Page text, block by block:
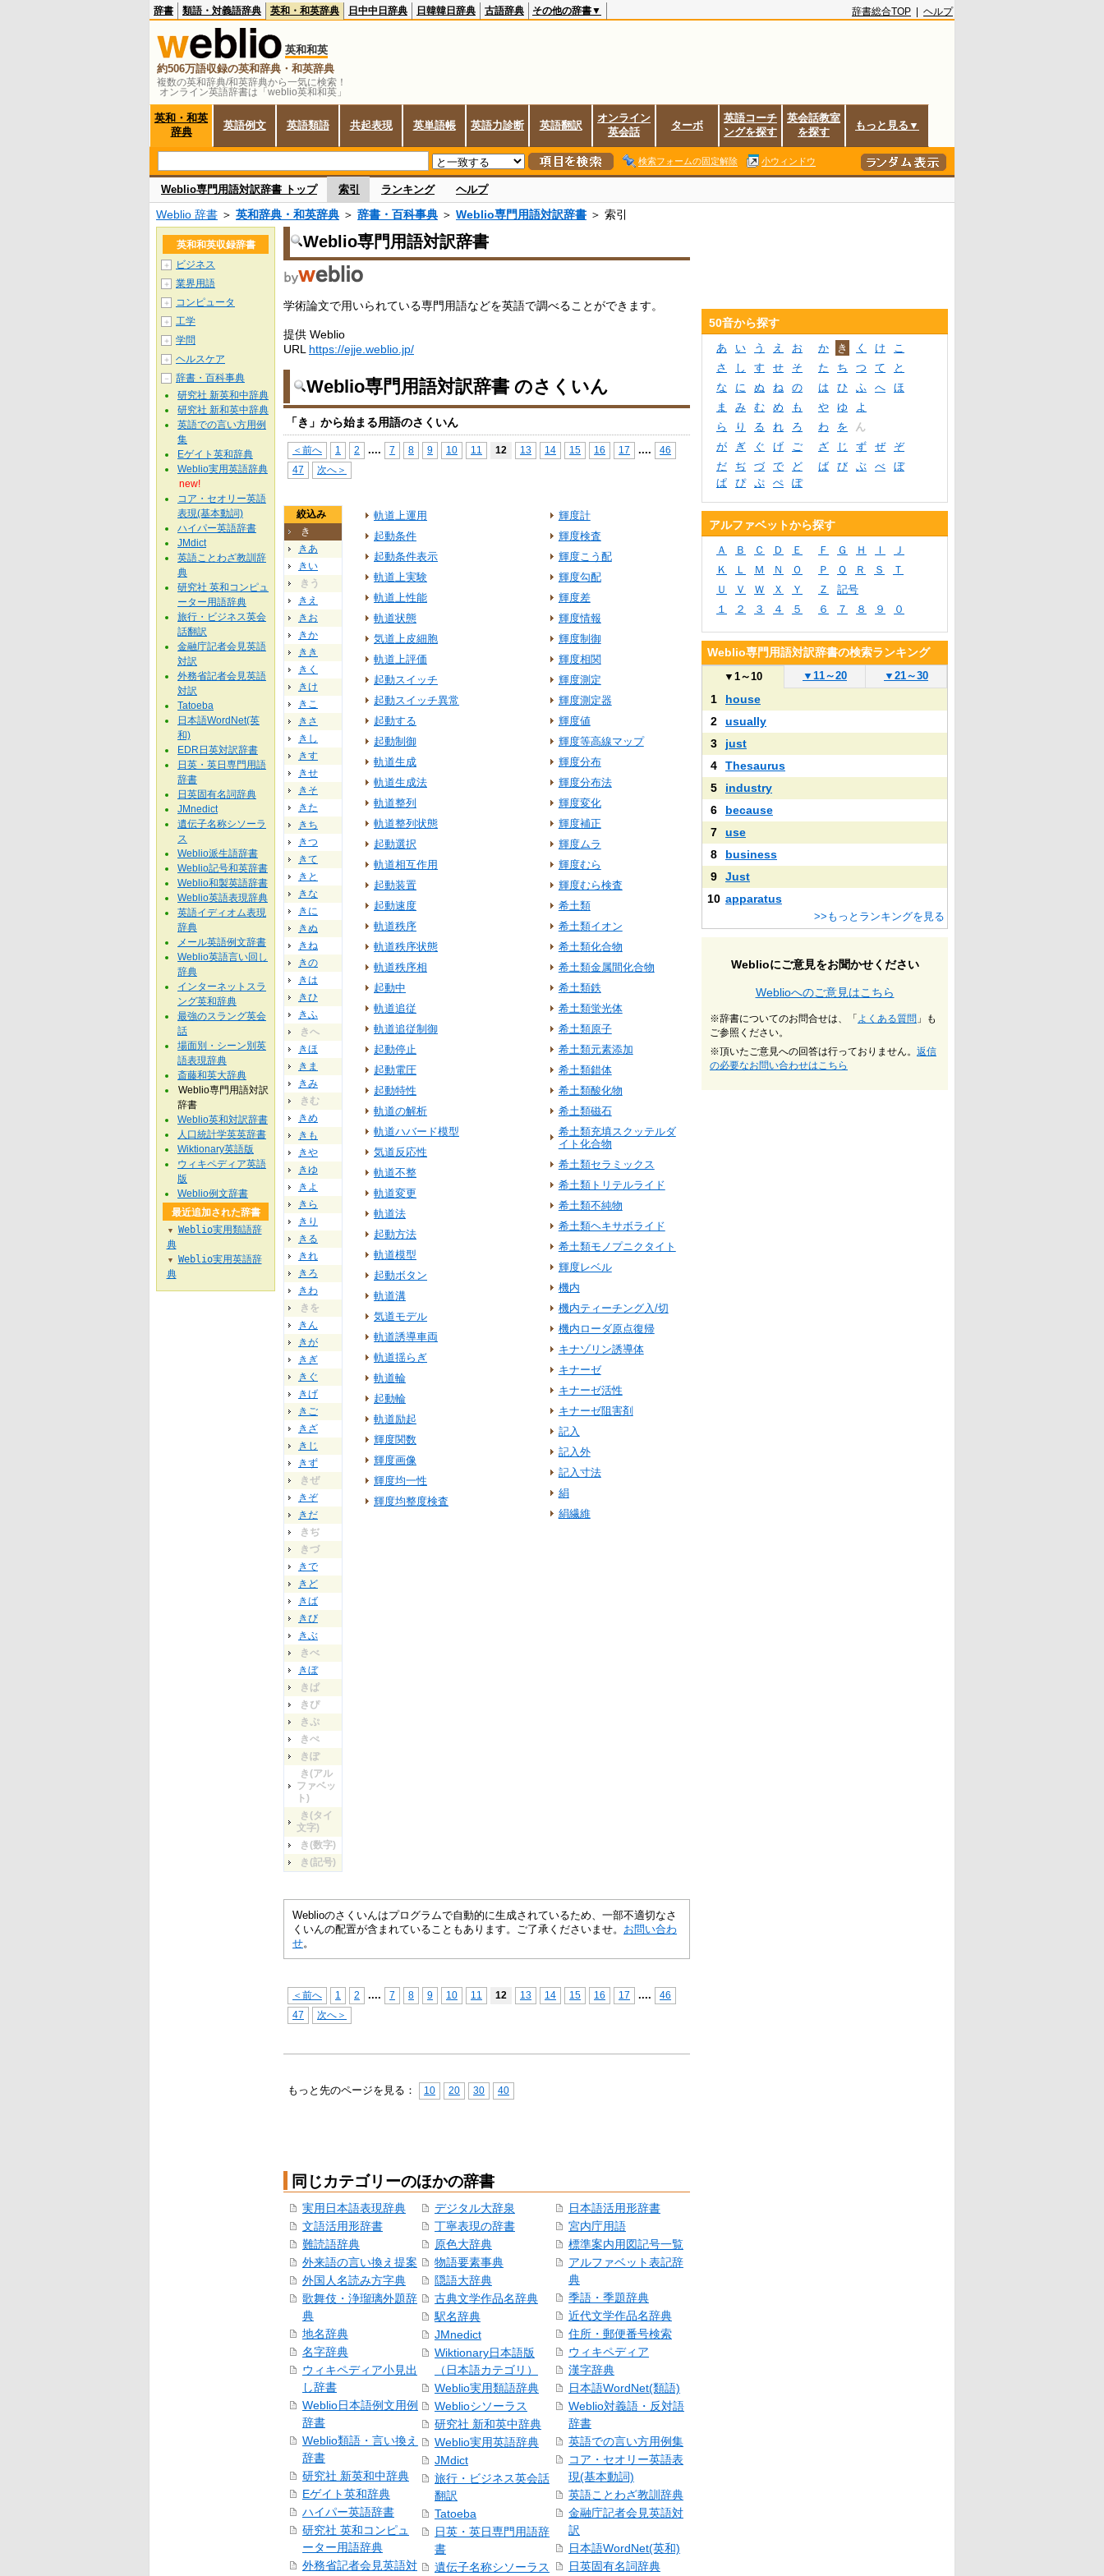
複数の英和辞典/和英辞典から一気に検索！
オンライン英語辞書は「weblio英和和英」
辞書 類語・対義語辞典 英和・和英辞典 日中中日辞典 日韓韓日辞典 古語辞典 その他の辞書▼ 辞書総合TOP ヘルプ
英和和英
約506万語収録の英和辞典・和英辞典
英和・和英
辞典
英語例文 英語類語 共起表現 英単語帳 英語力診断 英語翻訳
オンライン
英会話
ターボ
英語コーチ
ングを探す
英会話教室
を探す
もっと見る▼
検索フォームの固定解除 小ウィンドウ
Weblio専門用語対訳辞書 トップ 索引 ランキング ヘルプ
Weblio 辞書 ＞ 英和辞典・和英辞典 ＞ 辞書・百科事典 ＞ Weblio専門用語対訳辞書 ＞ 索引
Weblio専門用語対訳辞書
学術論文で用いられている専門用語などを英語で調べることができます。
提供 Weblio
URL https://ejje.weblio.jp/
Weblio専門用語対訳辞書 のさくいん
「き」から始まる用語のさくいん
＜前へ 1 2 .... 7 8 9 10 11 12 13 14 15 16 17 ....
46
47
次へ＞
絞込み
き
きあ
きい
きう
きえ
きお
きか
きき
きく
きけ
きこ
きさ
きし
きす
きせ
きそ
きた
きち
きつ
きて
きと
きな
きに
きぬ
きね
きの
きは
きひ
きふ
きへ
きほ
きま
きみ
きむ
きめ
きも
きや
きゆ
きよ
きら
きり
きる
きれ
きろ
きわ
きを
きん
きが
きぎ
きぐ
きげ
きご
きざ
きじ
きず
きぜ
きぞ
きだ
きぢ
きづ
きで
きど
きば
きび
きぶ
きべ
きぼ
きぱ
きぴ
きぷ
きぺ
きぽ
き(アル
ファベッ
ト)
き(タイ
文字)
き(数字)
き(記号)
軌道上運用
起動条件
起動条件表示
軌道上実験
軌道上性能
軌道状態
気道上皮細胞
軌道上評価
起動スイッチ
起動スイッチ異常
起動する
起動制御
軌道生成
軌道生成法
軌道整列
軌道整列状態
起動選択
軌道相互作用
起動装置
起動速度
軌道秩序
軌道秩序状態
軌道秩序相
起動中
軌道追従
軌道追従制御
起動停止
起動電圧
起動特性
軌道の解析
軌道ハバード模型
気道反応性
軌道不整
軌道変更
軌道法
起動方法
軌道模型
起動ボタン
軌道溝
気道モデル
軌道誘導車両
軌道揺らぎ
軌道輪
起動輪
軌道励起
輝度関数
輝度画像
輝度均一性
輝度均整度検査
輝度計
輝度検査
輝度こう配
輝度勾配
輝度差
輝度情報
輝度制御
輝度相関
輝度測定
輝度測定器
輝度値
輝度等高線マップ
輝度分布
輝度分布法
輝度変化
輝度補正
輝度ムラ
輝度むら
輝度むら検査
希土類
希土類イオン
希土類化合物
希土類金属間化合物
希土類鉄
希土類蛍光体
希土類原子
希土類元素添加
希土類錯体
希土類酸化物
希土類磁石
希土類充填スクッテルダ
イト化合物
希土類セラミックス
希土類トリテルライド
希土類不純物
希土類ヘキサボライド
希土類モノプニクタイト
輝度レベル
機内
機内ティーチング入/切
機内ローダ原点復帰
キナゾリン誘導体
キナーゼ
キナーゼ活性
キナーゼ阻害剤
記入
記入外
記入寸法
絹
絹繊維
Weblioのさくいんはプログラムで自動的に生成されているため、一部不適切なさ
くいんの配置が含まれていることもあります。ご了承くださいませ。 お問い合わ
せ。
＜前へ 1 2 .... 7 8 9 10 11 12 13 14 15 16 17 ....
46
47
次へ＞
もっと先のページを見る： 10 20 30 40
同じカテゴリーのほかの辞書
実用日本語表現辞典
文語活用形辞書
難読語辞典
外来語の言い換え提案
外国人名読み方字典
歌舞伎・浄瑠璃外題辞
典
地名辞典
名字辞典
ウィキペディア小見出
し辞書
Weblio日本語例文用例
辞書
Weblio類語・言い換え
辞書
研究社 新英和中辞典
Eゲイト英和辞典
ハイパー英語辞書
研究社 英和コンピュ
ーター用語辞典
外務省記者会見英語対
デジタル大辞泉
丁寧表現の辞書
原色大辞典
物語要素事典
隠語大辞典
古典文学作品名辞典
駅名辞典
JMnedict
Wiktionary日本語版
（日本語カテゴリ）
Weblio実用類語辞典
Weblioシソーラス
研究社 新和英中辞典
Weblio実用英語辞典
JMdict
旅行・ビジネス英会話
翻訳
Tatoeba
日英・英日専門用語辞
書
遺伝子名称シソーラス
日本語活用形辞書
宮内庁用語
標準案内用図記号一覧
アルファベット表記辞
典
季語・季題辞典
近代文学作品名辞典
住所・郵便番号検索
ウィキペディア
漢字辞典
日本語WordNet(類語)
Weblio対義語・反対語
辞書
英語での言い方用例集
コア・セオリー英語表
現(基本動詞)
英語ことわざ教訓辞典
金融庁記者会見英語対
訳
日本語WordNet(英和)
日英固有名詞辞典
英和和英収録辞書
＋ ビジネス
＋ 業界用語
＋ コンピュータ
＋ 工学
＋ 学問
＋ ヘルスケア
－
辞書・百科事典
研究社 新英和中辞典
研究社 新和英中辞典
英語での言い方用例
集
Eゲイト英和辞典
Weblio実用英語辞典
new!
コア・セオリー英語
表現(基本動詞)
ハイパー英語辞書
JMdict
英語ことわざ教訓辞
典
研究社 英和コンピュ
ーター用語辞典
旅行・ビジネス英会
話翻訳
金融庁記者会見英語
対訳
外務省記者会見英語
対訳
Tatoeba
日本語WordNet(英
和)
EDR日英対訳辞書
日英・英日専門用語
辞書
日英固有名詞辞典
JMnedict
遺伝子名称シソーラ
ス
Weblio派生語辞書
Weblio記号和英辞書
Weblio和製英語辞書
Weblio英語表現辞典
英語イディオム表現
辞典
メール英語例文辞書
Weblio英語言い回し
辞典
インターネットスラ
ング英和辞典
最強のスラング英会
話
場面別・シーン別英
語表現辞典
斎藤和英大辞典
Weblio専門用語対訳
辞書
Weblio英和対訳辞書
人口統計学英英辞書
Wiktionary英語版
ウィキペディア英語
版
Weblio例文辞書
最近追加された辞書
▼
Weblio実用類語辞
典
▼
Weblio実用英語辞
典
50音から探す
あ い う え お か き く け
こ
さ
し す せ そ た ち つ て
と
な
に ぬ ね の は ひ ふ へ
ほ
ま
み む め も や ゆ
よ
ら
り る れ ろ わ を
ん
が
ぎ ぐ げ ご ざ じ ず ぜ
ぞ
だ
ぢ づ で ど ば び ぶ べ
ぼ
ぱ
ぴ ぷ ぺ ぽ
アルファベットから探す
Ａ Ｂ Ｃ Ｄ Ｅ Ｆ Ｇ Ｈ Ｉ
Ｊ
Ｋ
Ｌ Ｍ Ｎ Ｏ Ｐ Ｑ Ｒ Ｓ
Ｔ
Ｕ
Ｖ Ｗ Ｘ Ｙ Ｚ
記号
１
２ ３ ４ ５ ６ ７ ８ ９ ０
Weblio専門用語対訳辞書の検索ランキング
▼ 1～10 ▼ 11～20 ▼ 21～30
1
house
2
usually
3
just
4
Thesaurus
5
industry
6
because
7
use
8
business
9
Just
10 apparatus
>>もっとランキングを見る
Weblioにご意見をお聞かせください
Weblioへのご意見はこちら
※辞書についてのお問合せは、「 よくある質問 」も
ご参照ください。
※頂いたご意見への回答は行っておりません。 返信
の必要なお問い合わせはこちら